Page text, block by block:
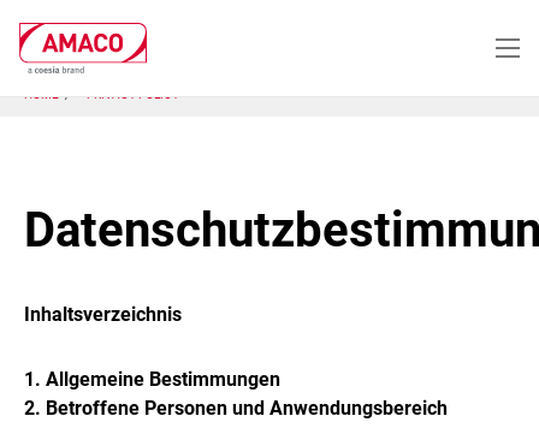
main
HOME PRIVACY POLICY
Inhaltsverzeichnis
1. Allgemeine Bestimmungen
2. Betroffene Personen und Anwendungsbereich